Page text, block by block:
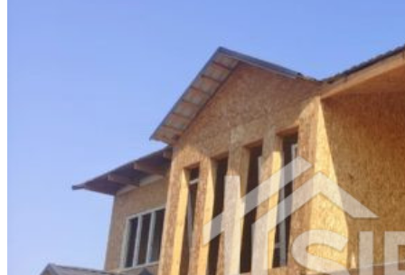
Мытищи
Королев
Люберцы
Красногорск
Электросталь
Коломна
Одинцово
Истра